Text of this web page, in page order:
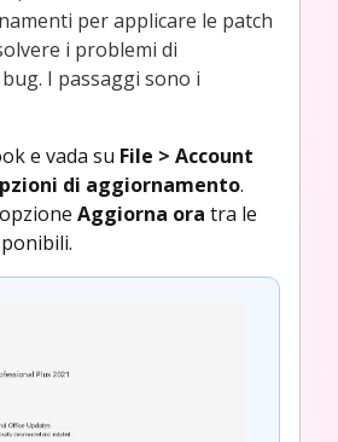
per applicare le patch
i problemi di
I passaggi sono i
e vada su File > Account
di aggiornamento.
Aggiorna ora tra le